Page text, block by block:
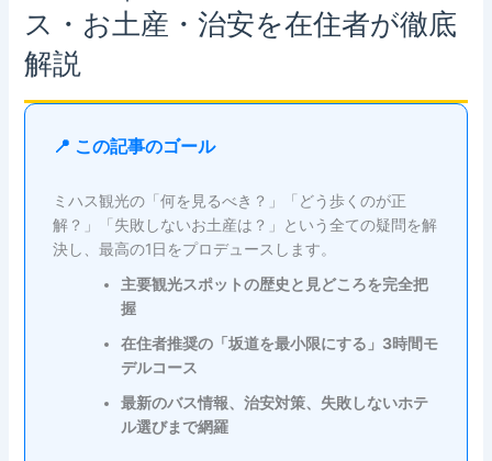
ス・お土産・治安を在住者が徹底
解説
📍 この記事のゴール
ミハス観光の「何を見るべき？」「どう歩くのが正
解？」「失敗しないお土産は？」という全ての疑問を解
決し、最高の1日をプロデュースします。
主要観光スポットの歴史と見どころを完全把
握
在住者推奨の「坂道を最小限にする」3時間モ
デルコース
最新のバス情報、治安対策、失敗しないホテ
ル選びまで網羅